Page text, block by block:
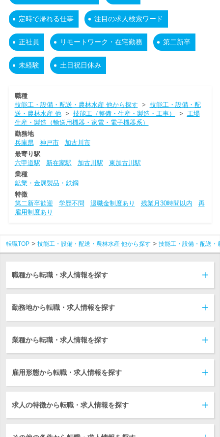
定時で帰れる仕事 注目の求人検索ワード
正社員 リモートワーク・在宅勤務 第二新卒
未経験 土日祝日休み
職種
技能工・設備・配送・農林水産 他から探す > 技能工・設備・配
送・農林水産 他> 技能工（整備・生産・製造・工事） > 工場
生産・製造（輸送用機器・家電・電子機器系）
勤務地
兵庫県
神戸市
加古川市
最寄り駅
六甲道駅
新在家駅 加古川駅
東加古川駅
業種
鉱業・金属製品・鉄鋼
特徴
第二新卒歓迎
学歴不問 退職金制度あり 残業月30時間以内
再
雇用制度あり
転職TOP 技能工・設備・配送・農林水産 他から探す 技能工・設備・配送・
職種から転職・求人情報を探す
勤務地から転職・求人情報を探す
業種から転職・求人情報を探す
雇用形態から転職・求人情報を探す
求人の特徴から転職・求人情報を探す